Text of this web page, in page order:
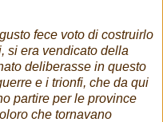
fece voto di costruirlo
si era vendicato della
deliberasse in questo
e i trionfi, che da qui
partire per le province
che tornavano